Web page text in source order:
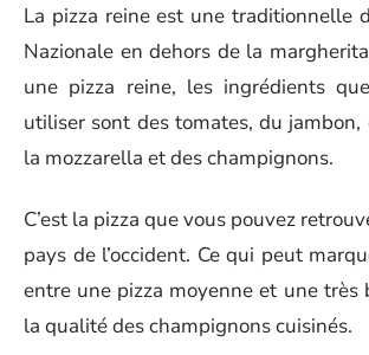
La pizza reine est une traditionnelle
Nazionale en dehors de la
une pizza reine, les ingrédients
utiliser sont des tomates, du
la mozzarella et des champignons.
C’est la pizza que vous pouvez
pays de l’occident. Ce qui peut
entre une pizza moyenne et une très
la qualité des champignons cuisinés.